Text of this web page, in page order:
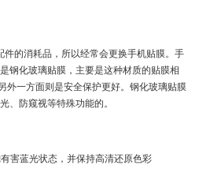
件的消耗品，所以经常会更换手机贴膜。手
钢化玻璃贴膜，主要是这种材质的贴膜相
外一方面则是安全保护更好。钢化玻璃贴膜
、防窥视等特殊功能的。